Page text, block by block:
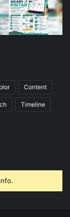
Content
Timeline